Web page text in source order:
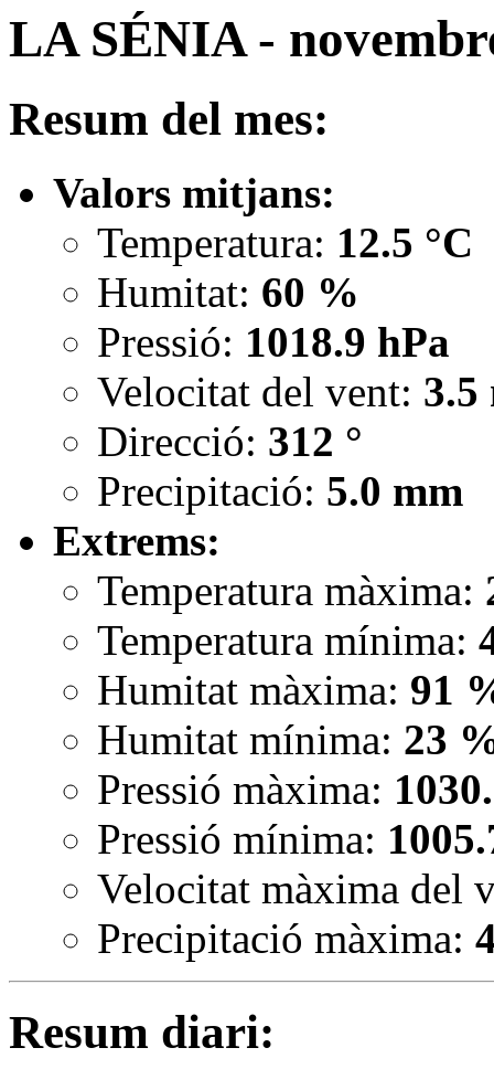
LA SÉNIA -
Resum del mes:
Valors mitjans:
Temperatura: 12.5 °C
Humitat: 60 %
Pressió: 1018.9 hPa
Velocitat del vent: 3.5
Direcció: 312 °
Precipitació: 5.0 mm
Extrems:
Temperatura màxima:
Temperatura mínima:
Humitat màxima: 91
Humitat mínima: 23
Pressió màxima:
Pressió mínima:
Velocitat màxima del
Precipitació màxima:
Resum diari: